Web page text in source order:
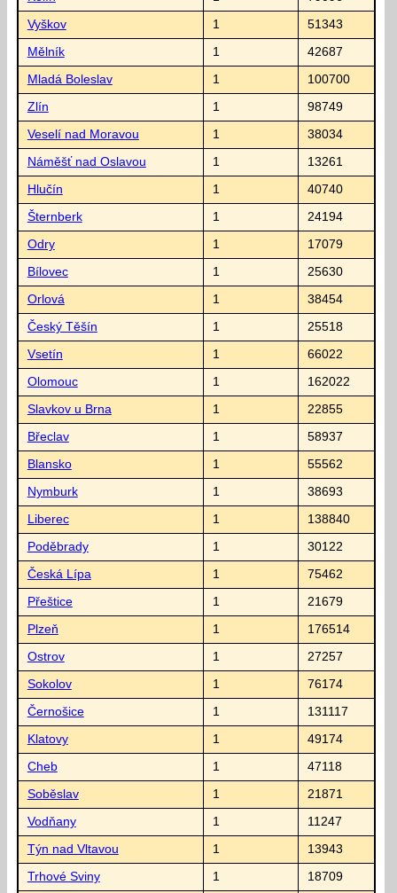
Vyškov 1 51343
Mělník 1 42687
Mladá Boleslav 1 100700
Zlín 1 98749
Veselí nad Moravou 1 38034
Náměšť nad Oslavou 1 13261
Hlučín 1 40740
Šternberk 1 24194
Odry 1 17079
Bílovec 1 25630
Orlová 1 38454
Český Těšín 1 25518
Vsetín 1 66022
Olomouc 1 162022
Slavkov u Brna 1 22855
Břeclav 1 58937
Blansko 1 55562
Nymburk 1 38693
Liberec 1 138840
Poděbrady 1 30122
Česká Lípa 1 75462
Přeštice 1 21679
Plzeň 1 176514
Ostrov 1 27257
Sokolov 1 76174
Černošice 1 131117
Klatovy 1 49174
Cheb 1 47118
Soběslav 1 21871
Vodňany 1 11247
Týn nad Vltavou 1 13943
Trhové Sviny 1 18709